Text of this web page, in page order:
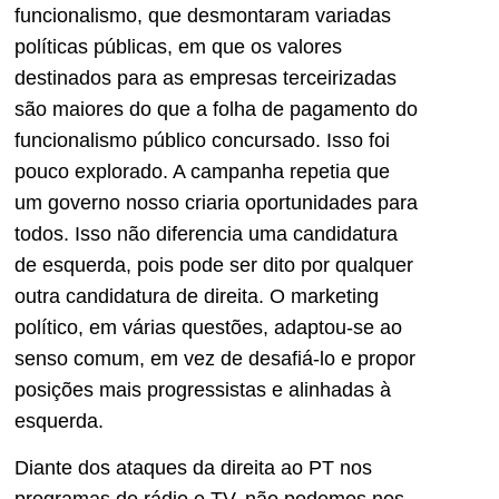
funcionalismo, que desmontaram variadas
políticas públicas, em que os valores
destinados para as empresas terceirizadas
são maiores do que a folha de pagamento do
funcionalismo público concursado. Isso foi
pouco explorado. A campanha repetia que
um governo nosso criaria oportunidades para
todos. Isso não diferencia uma candidatura
de esquerda, pois pode ser dito por qualquer
outra candidatura de direita. O marketing
político, em várias questões, adaptou-se ao
senso comum, em vez de desafiá-lo e propor
posições mais progressistas e alinhadas à
esquerda.
Diante dos ataques da direita ao PT nos